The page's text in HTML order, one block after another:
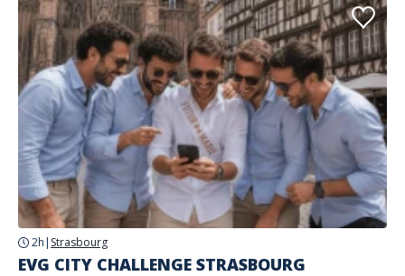
2h | Strasbourg
EVG CITY CHALLENGE STRASBOURG